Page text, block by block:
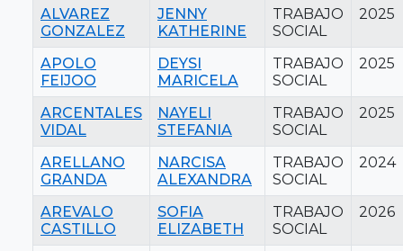
ALVAREZ
GONZALEZ
JENNY
KATHERINE
TRABAJO
SOCIAL
2025
APOLO
FEIJOO
DEYSI
MARICELA
TRABAJO
SOCIAL
2025
ARCENTALES
VIDAL
NAYELI
STEFANIA
TRABAJO
SOCIAL
2025
ARELLANO
GRANDA
NARCISA
ALEXANDRA
TRABAJO
SOCIAL
2024
AREVALO
CASTILLO
SOFIA
ELIZABETH
TRABAJO
SOCIAL
2026